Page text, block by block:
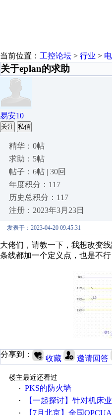
当前位置： 工控论坛 > 行业 >
关于eplan的求助
易安10
关注 私信
精华：0帖
求助：5帖
帖子：6帖 | 30回
年度积分：117
历史总积分：117
注册：2023年3月23日
发表于：2023-04-20 09:45:31
大佬们，请教一下，我想改变
条线都加一个定义点，也是不
分享到： 收藏 邀请回答
楼主最近还看过
· PKS的防火墙
· 【一起探讨】针对机床业的伺服系统发展，您
· 【7月北京】全国OPCUA与工业互联技术